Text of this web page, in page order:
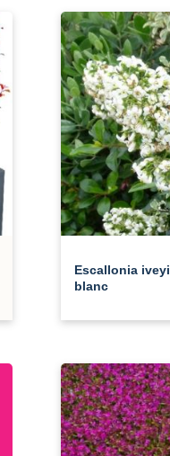
Escallonia iveyi
blanc